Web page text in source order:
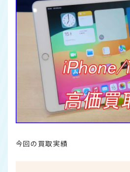
今回の買取実績